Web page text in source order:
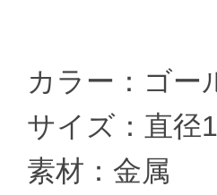
カラー：ゴー
サイズ：直
素材：金属